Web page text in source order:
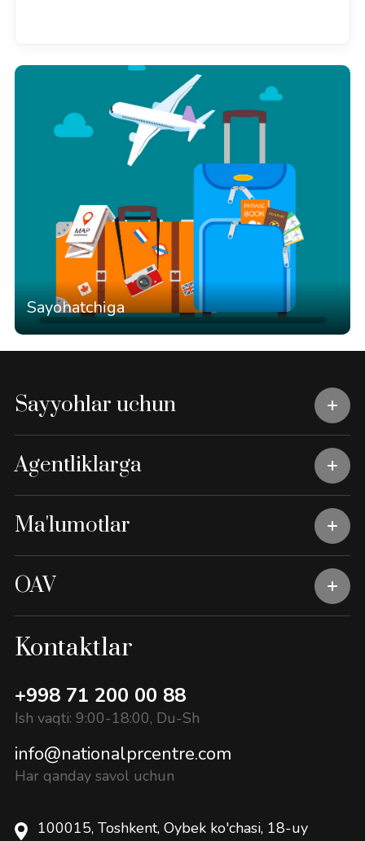
Sayohatchiga
Sayyohlar uchun
Agentliklarga
Ma'lumotlar
OAV
Kontaktlar
+998 71 200 00 88
Ish vaqti: 9:00-18:00, Du-Sh
info@nationalprcentre.com
Har qanday savol uchun
100015, Toshkent, Oybek ko'chasi, 18-uy